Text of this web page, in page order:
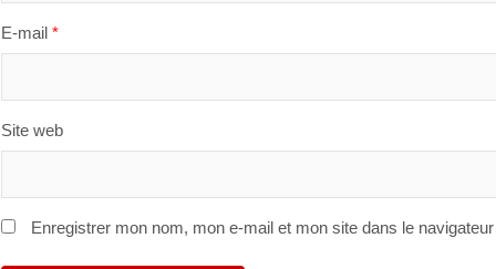
E-mail *
Site web
Enregistrer mon nom, mon e-mail et mon site dans le